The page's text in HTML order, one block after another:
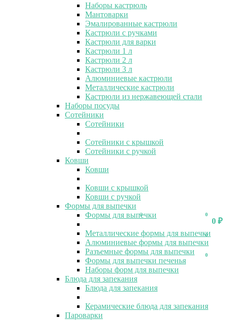
0
0 ₽
0
0
0
Наборы кастрюль
Мантоварки
Эмалированные кастрюли
Кастрюли с ручками
Кастрюли для варки
Кастрюли 1 л
Кастрюли 2 л
Кастрюли 3 л
Алюминиевые кастрюли
Металлические кастрюли
Кастрюли из нержавеющей стали
Наборы посуды
Сотейники
Сотейники
Сотейники с крышкой
Сотейники с ручкой
Ковши
Ковши
Ковши с крышкой
Ковши с ручкой
Формы для выпечки
Формы для выпечки
Металлические формы для выпечки
Алюминиевые формы для выпечки
Разъемные формы для выпечки
Формы для выпечки печенья
Наборы форм для выпечки
Блюда для запекания
Блюда для запекания
Керамические блюда для запекания
Пароварки